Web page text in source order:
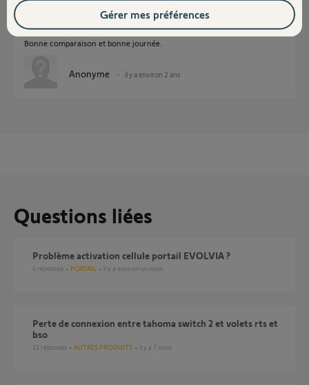
Aucun produit similaire concurrent ne peut se vanter d'être autant
Bonne comparaison et bonne journée.
Anonyme il y a environ 2 ans
Questions liées
Problème activation cellule portail EVOLVIA ?
4 réponses PORTAIL il y a environ un mois
Perte de connexion entre tahoma switch 2 et volets rts et
bso
11 réponses AUTRES PRODUITS il y a 7 mois
Gérer mes préférences